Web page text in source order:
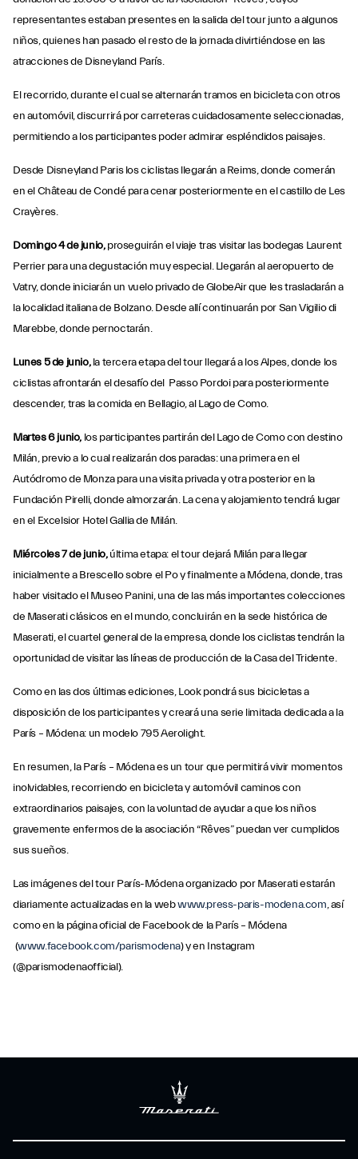
representantes estaban presentes en la salida del tour junto a algunos
niños, quienes han pasado el resto de la jornada divirtiéndose en las
atracciones de Disneyland París.
El recorrido, durante el cual se alternarán tramos en bicicleta con otros
en automóvil, discurrirá por carreteras cuidadosamente seleccionadas,
permitiendo a los participantes poder admirar espléndidos paisajes.
Desde Disneyland Paris los ciclistas llegarán a Reims, donde comerán
en el Château de Condé para cenar posteriormente en el castillo de Les
Crayères.
Domingo 4 de junio,proseguirán el viaje tras visitar las bodegas Laurent
Perrier para una degustación muy especial. Llegarán al aeropuerto de
Vatry, donde iniciarán un vuelo privado de GlobeAir que les trasladarán a
la localidad italiana de Bolzano. Desde allí continuarán por San Vigilio di
Marebbe, donde pernoctarán.
Lunes 5 de junio,la tercera etapa del tour llegará a los Alpes, donde los
ciclistas afrontarán el desafío del Passo Pordoi para posteriormente
descender, tras la comida en Bellagio, al Lago de Como.
Martes 6 junio, los participantes partirán del Lago de Como con destino
Milán, previo a lo cual realizarán dos paradas: una primera en el
Autódromo de Monza para una visita privada y otra posterior en la
Fundación Pirelli, donde almorzarán. La cena y alojamiento tendrá lugar
en el Excelsior Hotel Gallia de Milán.
Miércoles 7 de junio,última etapa: el tour dejará Milán para llegar
inicialmente a Brescello sobre el Po y finalmente a Módena, donde, tras
haber visitado el Museo Panini, una de las más importantes colecciones
de Maserati clásicos en el mundo, concluirán en la sede histórica de
Maserati, el cuartel general de la empresa, donde los ciclistas tendrán la
oportunidad de visitar las líneas de producción de la Casa del Tridente.
Como en las dos últimas ediciones, Look pondrá sus bicicletas a
disposición de los participantes y creará una serie limitada dedicada a la
París – Módena: un modelo 795 Aerolight.
En resumen, la París – Módena es un tour que permitirá vivir momentos
inolvidables, recorriendo en bicicleta y automóvil caminos con
extraordinarios paisajes, con la voluntad de ayudar a que los niños
gravemente enfermos de la asociación “Rêves” puedan ver cumplidos
sus sueños.
Las imágenes del tour París-Módena organizado por Maserati estarán
diariamente actualizadas en la webwww.press-paris-modena.com, así
como en la página oficial de Facebook de la París – Módena
(www.facebook.com/parismodena) y en Instagram
(@parismodenaofficial).